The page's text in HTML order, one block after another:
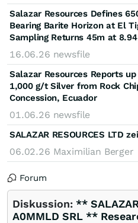
Salazar Resources Defines
Bearing Barite Horizon at El
Sampling Returns 45m at
16.06.26 newsfile
Salazar Resources Reports
1,000 g/t Silver from Rock
Concession, Ecuador
01.06.26 newsfile
SALAZAR RESOURCES LTD
06.02.26 Maximilian Berger
Forum
Diskussion: **
A0MMLD SRL **